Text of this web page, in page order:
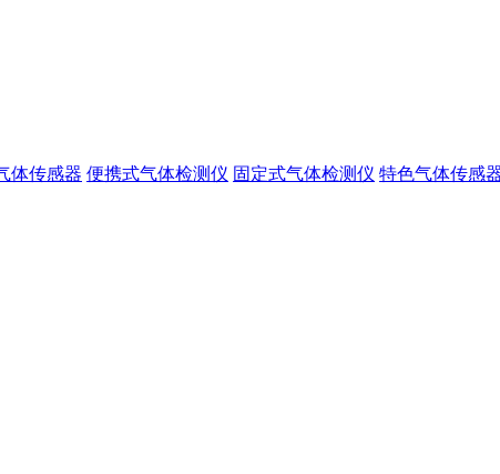
体传感器 便携式气体检测仪 固定式气体检测仪 特色气体传感